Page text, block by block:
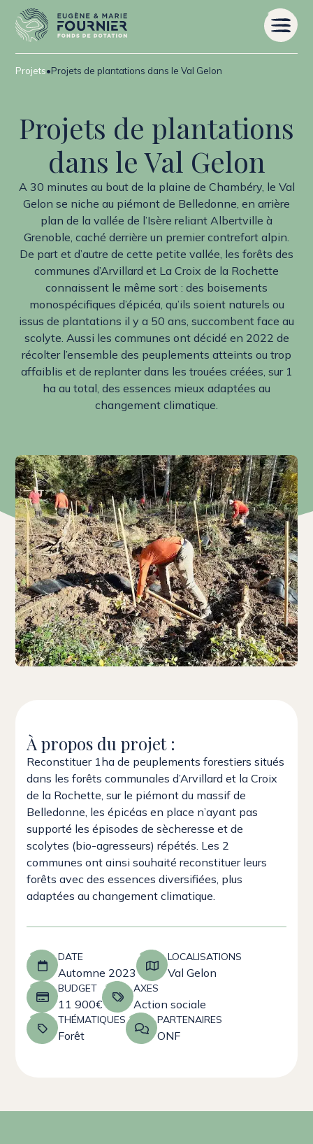
Projets•Projets de plantations dans le Val Gelon
Projets de plantations
dans le Val Gelon
A 30 minutes au bout de la plaine de Chambéry, le Val
Gelon se niche au piémont de Belledonne, en arrière
plan de la vallée de l’Isère reliant Albertville à
Grenoble, caché derrière un premier contrefort alpin.
De part et d’autre de cette petite vallée, les forêts des
communes d’Arvillard et La Croix de la Rochette
connaissent le même sort : des boisements
monospécifiques d’épicéa, qu’ils soient naturels ou
issus de plantations il y a 50 ans, succombent face au
scolyte. Aussi les communes ont décidé en 2022 de
récolter l’ensemble des peuplements atteints ou trop
affaiblis et de replanter dans les trouées créées, sur 1
ha au total, des essences mieux adaptées au
changement climatique.
À propos du projet :
Reconstituer 1ha de peuplements forestiers situés
dans les forêts communales d’Arvillard et la Croix
de la Rochette, sur le piémont du massif de
Belledonne, les épicéas en place n’ayant pas
supporté les épisodes de sècheresse et de
scolytes (bio-agresseurs) répétés. Les 2
communes ont ainsi souhaité reconstituer leurs
forêts avec des essences diversifiées, plus
adaptées au changement climatique.
DATE
Automne 2023
LOCALISATIONS
Val Gelon
BUDGET
11 900€
AXES
Action sociale
THÉMATIQUES
Forêt
PARTENAIRES
ONF